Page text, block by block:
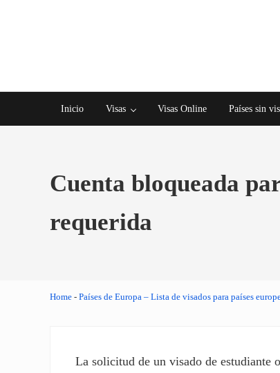
Inicio Visas Visas Online Países sin
Cuenta bloqueada
requerida
Home - Países de Europa – Lista de visados para países
La solicitud de un visado de estudiante